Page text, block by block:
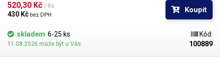
520,30 Kč / ks
430 Kč bez DPH
Koupit
skladem 6-25 ks
11.08.2026 může být u Vás
Kód:
100889